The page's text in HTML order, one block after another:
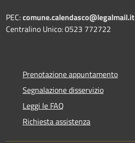
PEC:comune.calendasco@legalmail.it
Centralino Unico: 0523 772722
Prenotazione appuntamento
Segnalazione disservizio
Leggi le FAQ
Richiesta assistenza